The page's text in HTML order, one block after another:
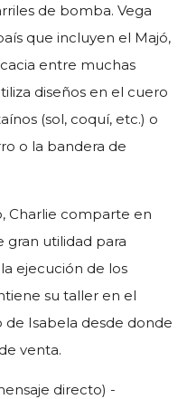
de bomba. Vega
que incluyen el Majó,
entre muchas
diseños en el cuero
(sol, coquí, etc.) o
o la bandera de
Charlie comparte en
gran utilidad para
ejecución de los
su taller en el
Isabela desde donde
venta.
directo) -